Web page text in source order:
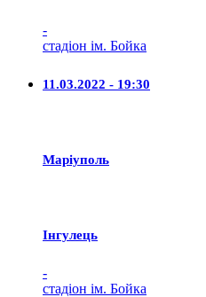
-
стадіон ім. Бойка
11.03.2022 - 19:30
Маріуполь
Iнгулець
-
стадіон ім. Бойка